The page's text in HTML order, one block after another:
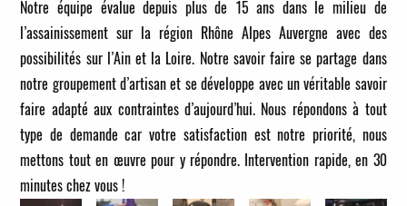
Notre équipe évalue depuis plus de 15 ans dans le milieu de
l’assainissement sur la région Rhône Alpes Auvergne avec des
possibilités sur l’Ain et la Loire. Notre savoir faire se partage dans
notre groupement d’artisan et se développe avec un véritable savoir
faire adapté aux contraintes d’aujourd’hui. Nous répondons à tout
type de demande car votre satisfaction est notre priorité, nous
mettons tout en œuvre pour y répondre. Intervention rapide, en 30
minutes chez vous !